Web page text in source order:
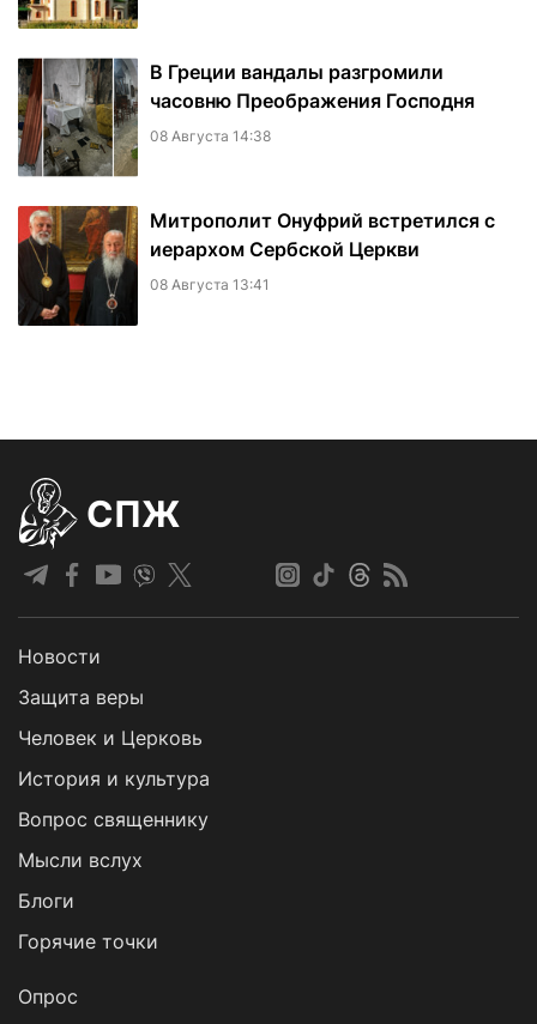
В Греции вандалы разгромили
часовню Преображения Господня
08 Августа 14:38
Митрополит Онуфрий встретился с
иерархом Сербской Церкви
08 Августа 13:41
СПЖ
Новости
Защита веры
Человек и Церковь
История и культура
Вопрос священнику
Мысли вслух
Блоги
Горячие точки
Опрос